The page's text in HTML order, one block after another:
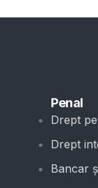
Penal
Drept
Drept
Bancar